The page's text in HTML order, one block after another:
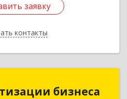
заявку
контакты
заявку
Назад
бизнеса
бизнеса